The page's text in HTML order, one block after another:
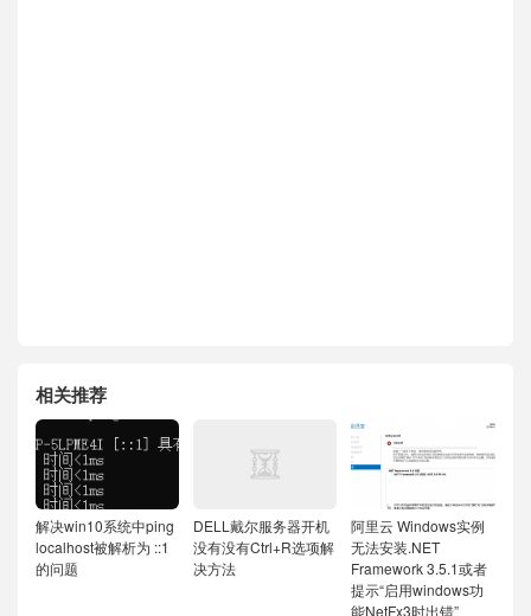
相关推荐
解决win10系统中ping
localhost被解析为 ::1
的问题
DELL戴尔服务器开机
没有没有Ctrl+R选项解
决方法
阿里云 Windows实例
无法安装.NET
Framework 3.5.1或者
提示“启用windows功
能NetFx3时出错”